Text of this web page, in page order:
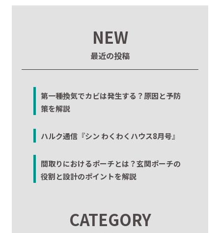
NEW
最近の投稿
第一種換気でカビは発生する？原因と予防
策を解説
ハルク通信『シン わくわくハウス8月号』
間取りにおけるポーチとは？玄関ポーチの
役割と設計のポイントを解説
CATEGORY